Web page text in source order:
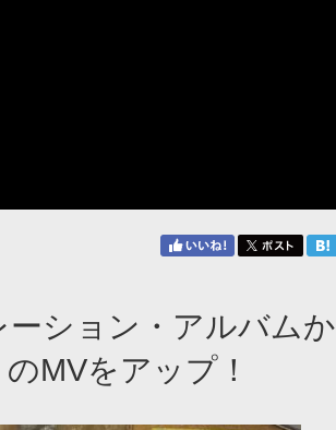
ション・アルバムか
MVをアップ！